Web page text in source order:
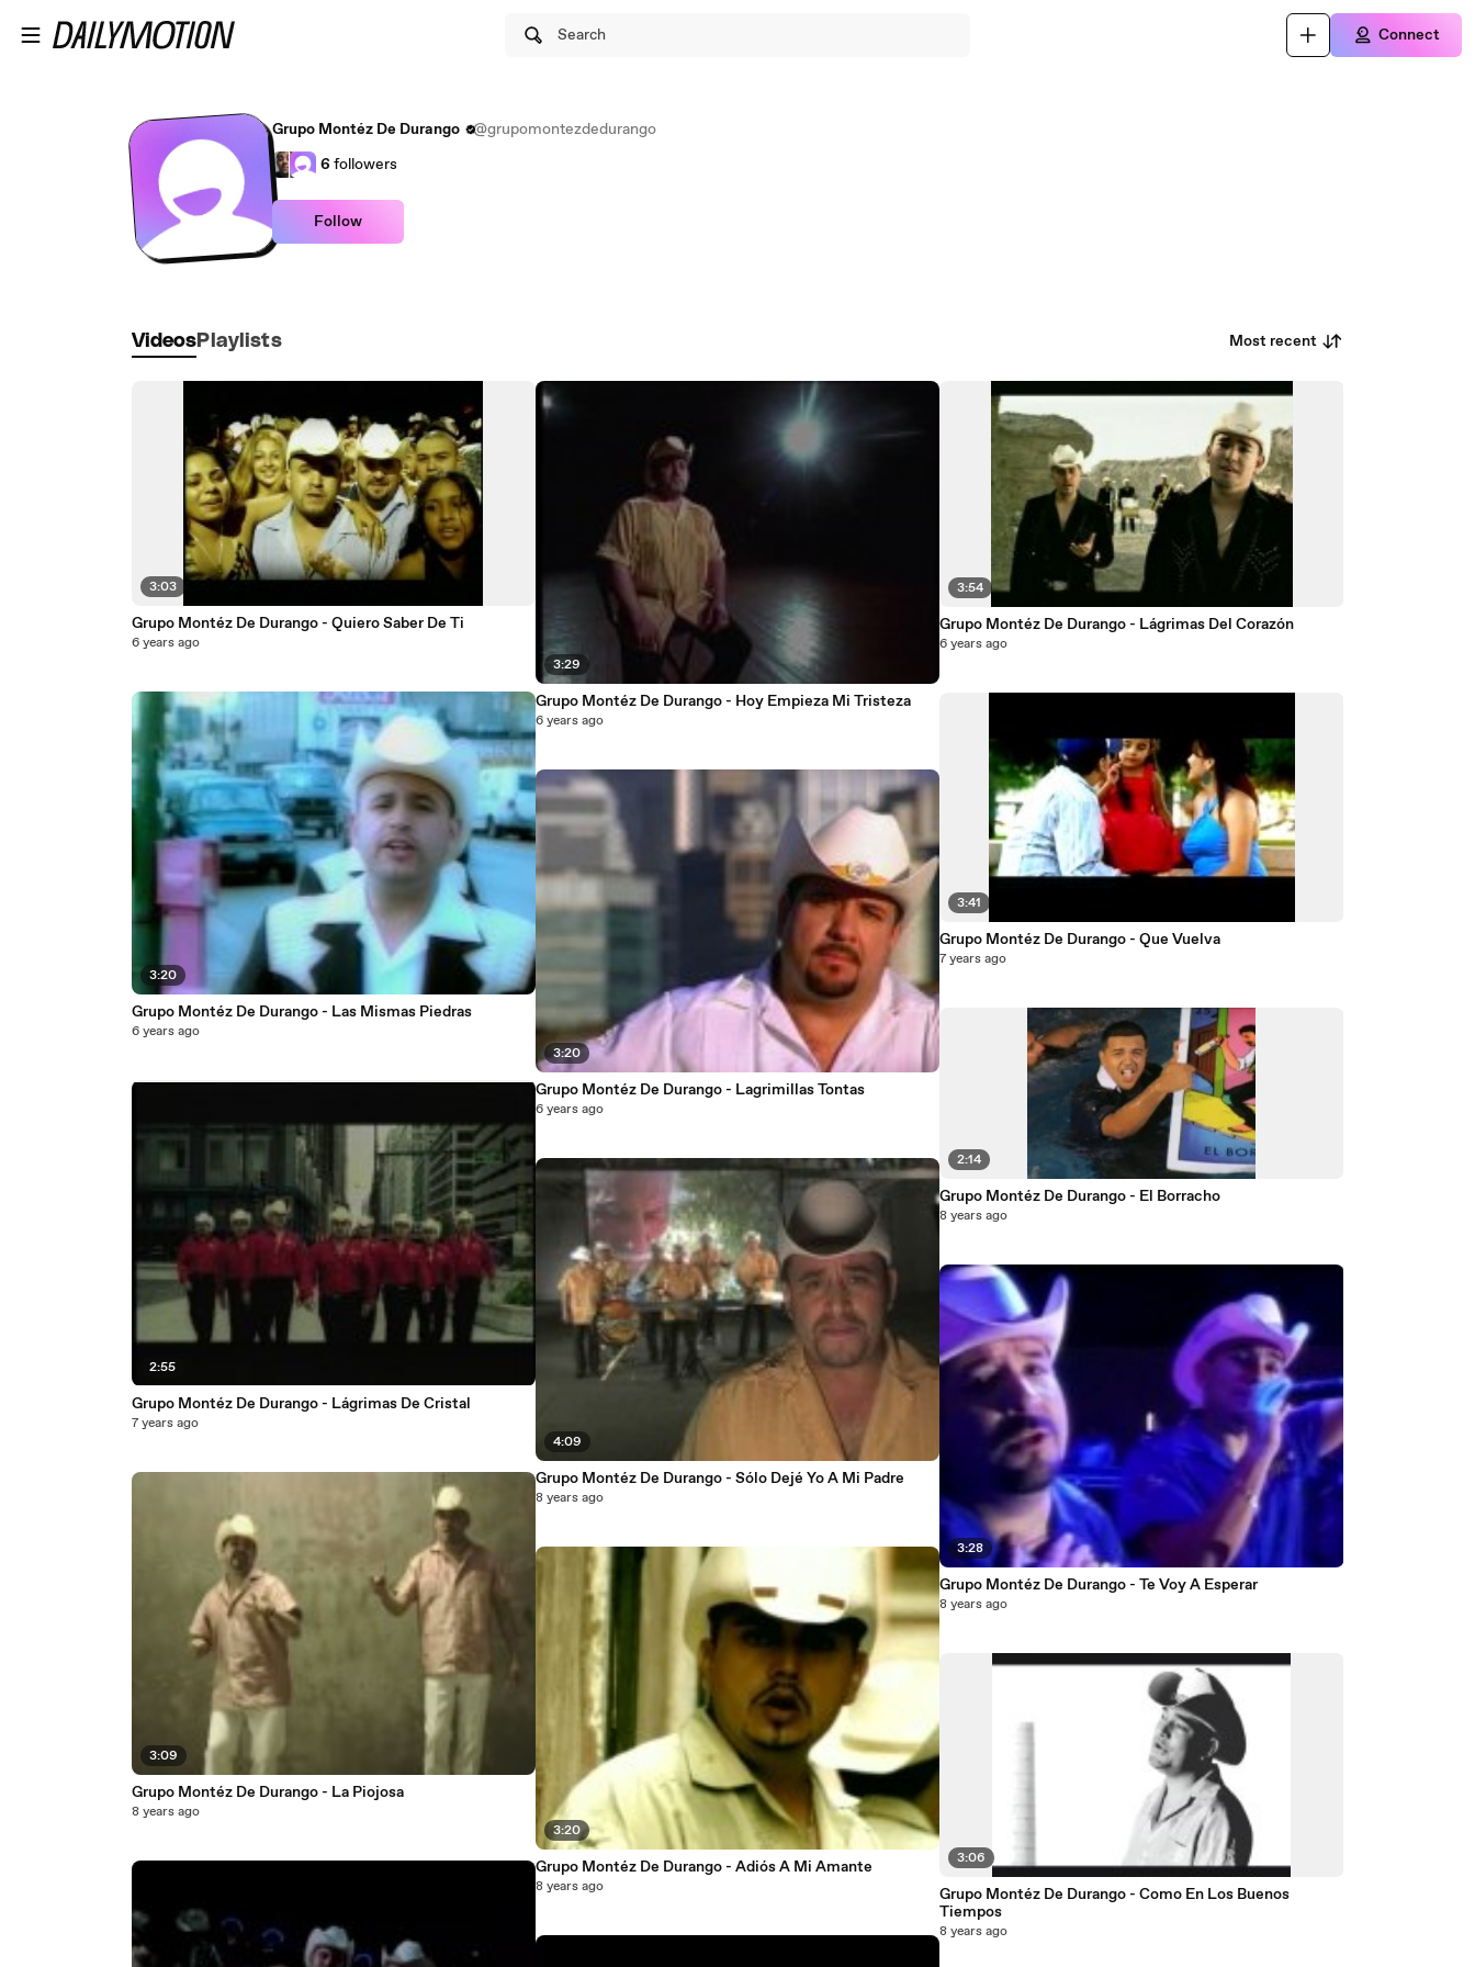
Search Connect
Grupo Montéz De Durango
@grupomontezdedurango
6 followers
Follow
Videos Playlists Most recent
3:03
Grupo Montéz De Durango - Quiero Saber De Ti
6 years ago
3:20
Grupo Montéz De Durango - Las Mismas Piedras
6 years ago
2:55
Grupo Montéz De Durango - Lágrimas De Cristal
7 years ago
3:09
Grupo Montéz De Durango - La Piojosa
8 years ago
3:29
Grupo Montéz De Durango - Hoy Empieza Mi Tristeza
6 years ago
3:20
Grupo Montéz De Durango - Lagrimillas Tontas
6 years ago
4:09
Grupo Montéz De Durango - Sólo Dejé Yo A Mi Padre
8 years ago
3:20
Grupo Montéz De Durango - Adiós A Mi Amante
8 years ago
3:54
Grupo Montéz De Durango - Lágrimas Del Corazón
6 years ago
3:41
Grupo Montéz De Durango - Que Vuelva
7 years ago
2:14
Grupo Montéz De Durango - El Borracho
8 years ago
3:28
Grupo Montéz De Durango - Te Voy A Esperar
8 years ago
3:06
Grupo Montéz De Durango - Como En Los Buenos
Tiempos
8 years ago